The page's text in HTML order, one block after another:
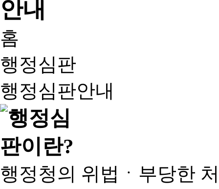
홈
행정심판
행정심판안내
행정청의 위법ㆍ부당한